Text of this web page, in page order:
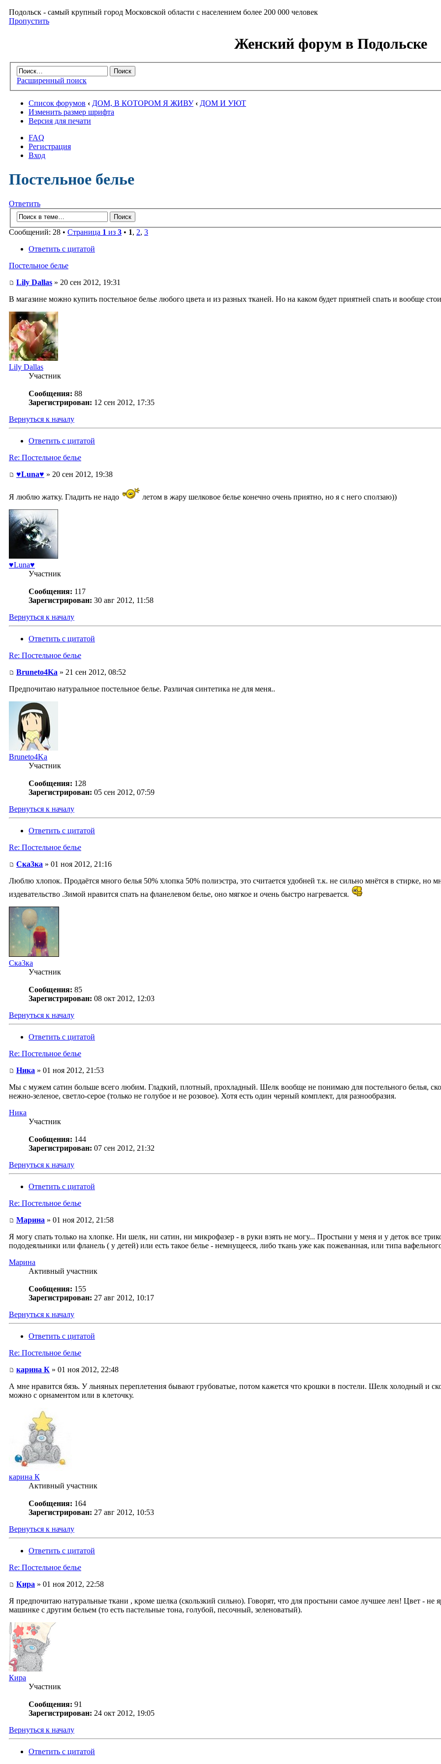
Подольск - самый крупный город Московской области с населением более 200 000 человек
Пропустить
Женский форум в Подольске
Расширенный поиск
Список форумов ‹ ДОМ, В КОТОРОМ Я ЖИВУ ‹ ДОМ И УЮТ
Изменить размер шрифта
Версия для печати
FAQ
Регистрация
Вход
Постельное белье
Ответить
Сообщений: 28 • Страница 1 из 3 • 1, 2, 3
Ответить с цитатой
Постельное белье
Lily Dallas » 20 сен 2012, 19:31
В магазине можно купить постельное белье любого цвета и из разных тканей. Но на каком будет приятней спать и вообще
Lily Dallas
Участник
Сообщения: 88
Зарегистрирован: 12 сен 2012, 17:35
Вернуться к началу
Ответить с цитатой
Re: Постельное белье
♥Luna♥ » 20 сен 2012, 19:38
Я люблю жатку. Гладить не надо летом в жару шелковое белье конечно очень приятно, но я с него сползаю))
♥Luna♥
Участник
Сообщения: 117
Зарегистрирован: 30 авг 2012, 11:58
Вернуться к началу
Ответить с цитатой
Re: Постельное белье
Bruneto4Ka » 21 сен 2012, 08:52
Предпочитаю натуральное постельное белье. Различая синтетика не для меня..
Bruneto4Ka
Участник
Сообщения: 128
Зарегистрирован: 05 сен 2012, 07:59
Вернуться к началу
Ответить с цитатой
Re: Постельное белье
Ска3ка » 01 ноя 2012, 21:16
Люблю хлопок. Продаётся много белья 50% хлопка 50% полиэстра, это считается удобней т.к. не сильно мнётся в стирке, но
издевательство .Зимой нравится спать на фланелевом белье, оно мягкое и очень быстро нагревается.
Ска3ка
Участник
Сообщения: 85
Зарегистрирован: 08 окт 2012, 12:03
Вернуться к началу
Ответить с цитатой
Re: Постельное белье
Ника » 01 ноя 2012, 21:53
Мы с мужем сатин больше всего любим. Гладкий, плотный, прохладный. Шелк вообще не понимаю для постельного белья,
нежно-зеленое, светло-серое (только не голубое и не розовое). Хотя есть один черный комплект, для разнообразия.
Ника
Участник
Сообщения: 144
Зарегистрирован: 07 сен 2012, 21:32
Вернуться к началу
Ответить с цитатой
Re: Постельное белье
Марина » 01 ноя 2012, 21:58
Я могу спать только на хлопке. Ни шелк, ни сатин, ни микрофазер - в руки взять не могу... Простыни у меня и у деток все
пододеяльники или фланель ( у детей) или есть такое белье - немнущееся, либо ткань уже как пожеванная, или типа
Марина
Активный участник
Сообщения: 155
Зарегистрирован: 27 авг 2012, 10:17
Вернуться к началу
Ответить с цитатой
Re: Постельное белье
карина К » 01 ноя 2012, 22:48
А мне нравится бязь. У льняных переплетения бывают грубоватые, потом кажется что крошки в постели. Шелк холодный и
можно с орнаментом или в клеточку.
карина К
Активный участник
Сообщения: 164
Зарегистрирован: 27 авг 2012, 10:53
Вернуться к началу
Ответить с цитатой
Re: Постельное белье
Кира » 01 ноя 2012, 22:58
Я предпочитаю натуральные ткани , кроме шелка (скользкий сильно). Говорят, что для простыни самое лучшее лен! Цвет -
машинке с другим бельем (то есть пастельные тона, голубой, песочный, зеленоватый).
Кира
Участник
Сообщения: 91
Зарегистрирован: 24 окт 2012, 19:05
Вернуться к началу
Ответить с цитатой